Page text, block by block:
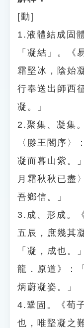
[動]
1.液體結成固
「凝結」。《
霜堅冰，陰始
行奉送出師西
凝。」
2.聚集、凝集
〈滕王閣序〉
凝而暮山紫。
月霜秋秋已盡
吾鄉信。」
3.成、形成。
五辰，庶幾其
「凝，成也。
龍．原道》：
炳蔚凝姿。」
4.鞏固。《荀
也，唯堅凝之